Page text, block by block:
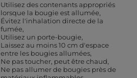
Utilisez des contenants appropriés
lorsque la bougie est allumée
Évitez l'inhalation directe de la
fumée
Utilisez un porte-bougie
Laissez au moins 10 cm d'espace
entre les bougies allumées
Ne pas toucher, peut être chaud
Ne pas allumer de bougies près de